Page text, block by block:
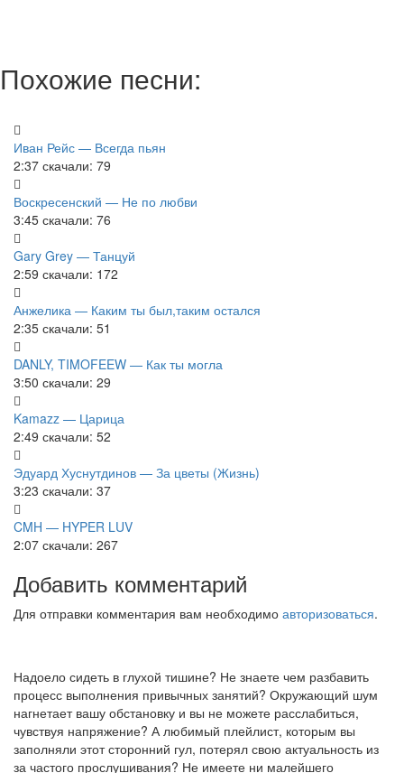
Похожие песни:
Иван Рейс — Всегда пьян
2:37 скачали: 79
Воскресенский — Не по любви
3:45 скачали: 76
Gary Grey — Танцуй
2:59 скачали: 172
Анжелика — Каким ты был,таким остался
2:35 скачали: 51
DANLY, TIMOFEEW — Как ты могла
3:50 скачали: 29
Kamazz — Царица
2:49 скачали: 52
Эдуард Хуснутдинов — За цветы (Жизнь)
3:23 скачали: 37
CMH — HYPER LUV
2:07 скачали: 267
Добавить комментарий
Для отправки комментария вам необходимо авторизоваться.
Надоело сидеть в глухой тишине? Не знаете чем разбавить
процесс выполнения привычных занятий? Окружающий шум
нагнетает вашу обстановку и вы не можете расслабиться,
чувствуя напряжение? А любимый плейлист, которым вы
заполняли этот сторонний гул, потерял свою актуальность из
за частого прослушивания? Не имеете ни малейшего